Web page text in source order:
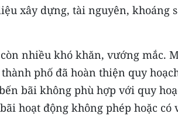
xây dựng, tài nguyên, khoáng
nhiều khó khăn, vướng mắc.
phố đã hoàn thiện quy
bãi không phù hợp với quy
hoạt động không phép hoặc có